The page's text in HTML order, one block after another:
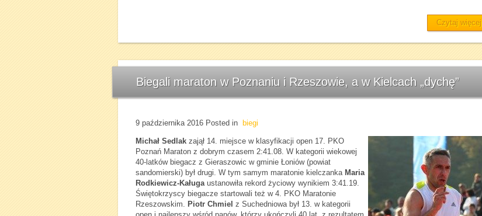
Czytaj więcej
Biegali maraton w Poznaniu i Rzeszowie, a w Kielcach „dychę”
9 października 2016 Posted in biegi
Michał Sedlak zajął 14. miejsce w klasyfikacji open 17. PKO
Poznań Maraton z dobrym czasem 2:41.08. W kategorii wiekowej
40-latków biegacz z Gieraszowic w gminie Łoniów (powiat
sandomierski) był drugi. W tym samym maratonie kielczanka Maria
Rodkiewicz-Kaługaustanowiła rekord życiowy wynikiem 3:41.19.
Świętokrzyscy biegacze startowali też w 4. PKO Maratonie
Rzeszowskim. Piotr Chmiel z Suchedniowa był 13. w kategorii